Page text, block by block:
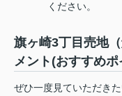
ください。
旗ヶ崎3丁目売地
メント(おすすめポ
ぜひ一度見ていただき